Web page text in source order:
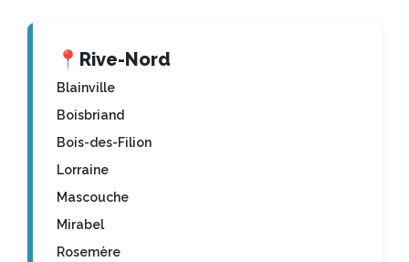
📍 Rive-Nord
Blainville
Boisbriand
Bois-des-Filion
Lorraine
Mascouche
Mirabel
Rosemère